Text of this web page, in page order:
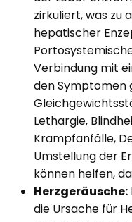
zirkuliert, was zu
hepatischer
Verbindung mit
den Symptomen
Lethargie,
Krampfanfälle,
Umstellung der
können helfen,
Herzgeräusche:
die Ursache für